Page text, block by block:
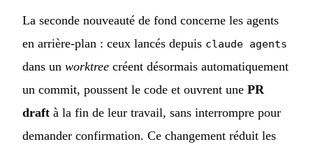
La seconde nouveauté de fond concerne les agents
en arrière-plan : ceux lancés depuis claude agents
dans un worktree créent désormais automatiquement
un commit, poussent le code et ouvrent une PR
draft à la fin de leur travail, sans interrompre pour
demander confirmation. Ce changement réduit les